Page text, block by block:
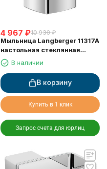
4 967 ₽10 930 ₽
Мыльница Langberger 11317A
настольная стеклянная
квадратная
В наличии
В корзину
Купить в 1 клик
Запрос счета для юрлиц